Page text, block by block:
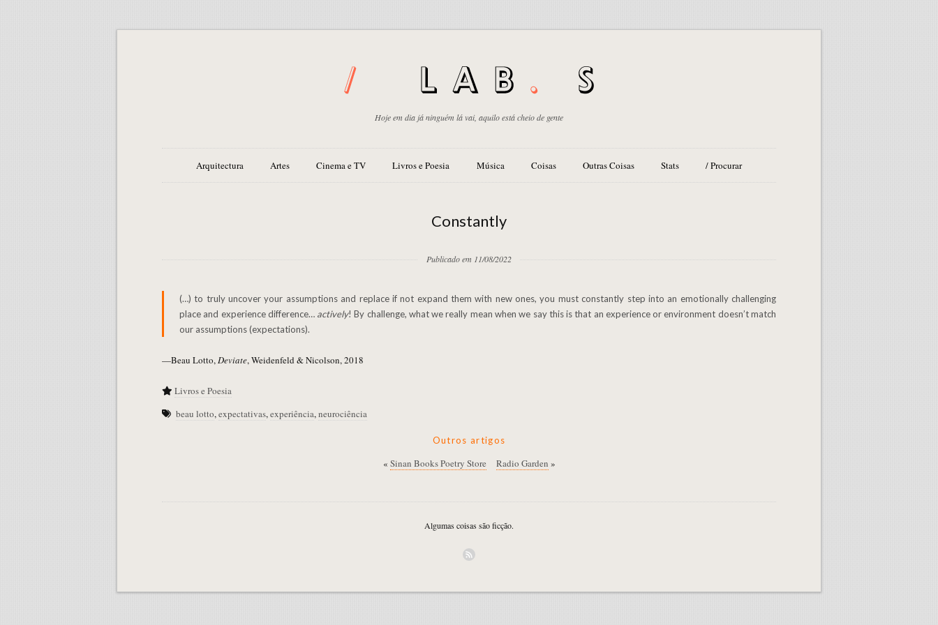
Hoje em dia já ninguém lá vai, aquilo está cheio de gente
Arquitectura Artes Cinema e TV Livros e Poesia Música Coisas Outras Coisas Stats / Procurar
Constantly
Publicado em 11/08/2022
(…) to truly uncover your assumptions and replace if not expand them with new ones, you must constantly step into an emotionally challenging
place and experience difference…
actively! By challenge, what we really mean when we say this is that an experience or environment doesn’t match
our assumptions (expectations).
—Beau Lotto,Deviate, Weidenfeld & Nicolson, 2018
Livros e Poesia
beau lotto,expectativas,experiência,neurociência
Outros artigos
« Sinan Books Poetry Store Radio Garden »
Algumas coisas são ficção.